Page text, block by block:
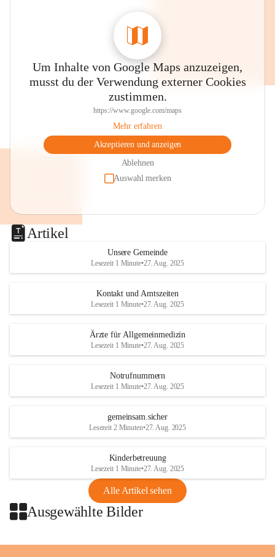
Bei Fragen, Anliegen oder Beschwerden.
Sehr geehrte Damen und Herren!
Station ADERKLAA Gas abfackeln.
Es kann zu Geräuschbildung und
Flammenerscheinungen kommen.
Mitarbeiter der OMV sind vor Ort und
Danke für Ihr Verständnis.
OMV AustriaExploration & Production
2230 Gänserndorf
Um Inhalte von Google Maps anzuzeigen,
musst du der Verwendung externer Cookies
zustimmen.
https://www.google.com/maps
Mehr erfahren
Akzeptieren und anzeigen
Ablehnen
Auswahl merken
Artikel
Unsere Gemeinde
Lesezeit 1 Minute•27. Aug. 2025
Kontakt und Amtszeiten
Lesezeit 1 Minute•27. Aug. 2025
Ärzte für Allgemeinmedizin
Lesezeit 1 Minute•27. Aug. 2025
Notrufnummern
Lesezeit 1 Minute•27. Aug. 2025
gemeinsam.sicher
Lesezeit 2 Minuten•27. Aug. 2025
Kinderbetreuung
Lesezeit 1 Minute•27. Aug. 2025
Alle Artikel sehen
Ausgewählte Bilder
+2